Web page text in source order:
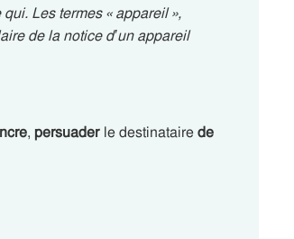
Les termes « appareil »,
de la notice d’un appareil
, persuaderle destinatairede